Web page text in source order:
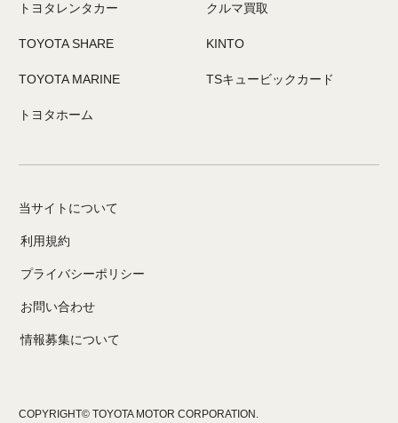
トヨタレンタカー クルマ買取
TOYOTA SHARE KINTO
TOYOTA MARINE TSキュービックカード
トヨタホーム
当サイトについて
利用規約
プライバシーポリシー
お問い合わせ
情報募集について
COPYRIGHT© TOYOTA MOTOR CORPORATION.